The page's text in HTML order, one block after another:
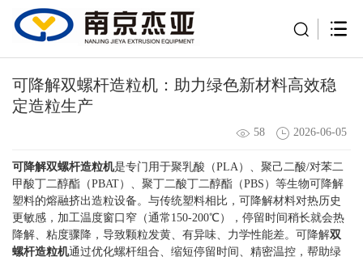
可降解双螺杆造粒机：助力绿色新材料高效稳
定造粒生产
58 2026-06-05
可降解双螺杆造粒机是专门用于聚乳酸（PLA）、聚己二酸/对苯二
甲酸丁二醇酯（PBAT）、聚丁二酸丁二醇酯（PBS）等生物可降解
塑料的熔融挤出造粒设备。与传统塑料相比，可降解材料对热历史
更敏感，加工温度窗口窄（通常150-200℃），停留时间稍长就会热
降解、粘度骤降，导致颗粒发黄、有异味、力学性能差。可降解双
螺杆造粒机通过优化螺杆组合、缩短停留时间、精密温控，帮助绿